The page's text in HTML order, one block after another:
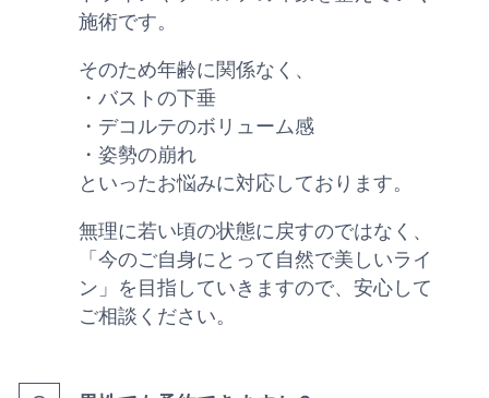
施術です。
そのため年齢に関係なく、
・バストの下垂
・デコルテのボリューム感
・姿勢の崩れ
といったお悩みに対応しております。
無理に若い頃の状態に戻すのではなく、
「今のご自身にとって自然で美しいライ
ン」を目指していきますので、安心して
ご相談ください。